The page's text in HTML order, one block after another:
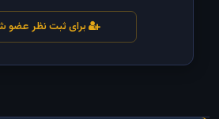
برای ثبت نظر عضو